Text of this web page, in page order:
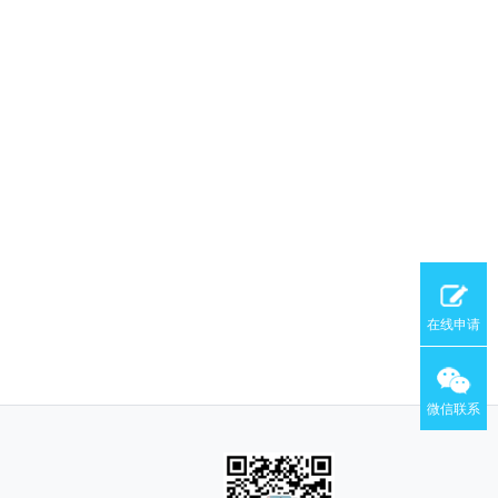
在线申请
微信联系